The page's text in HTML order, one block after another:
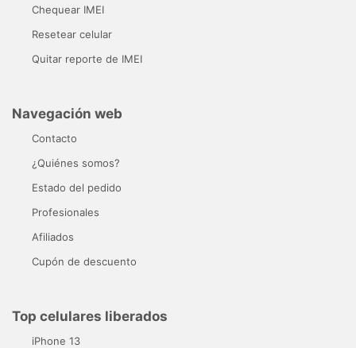
Chequear IMEI
Resetear celular
Quitar reporte de IMEI
Navegación web
Contacto
¿Quiénes somos?
Estado del pedido
Profesionales
Afiliados
Cupón de descuento
Top celulares liberados
iPhone 13